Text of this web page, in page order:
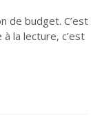
de budget. C’est
la lecture, c’est